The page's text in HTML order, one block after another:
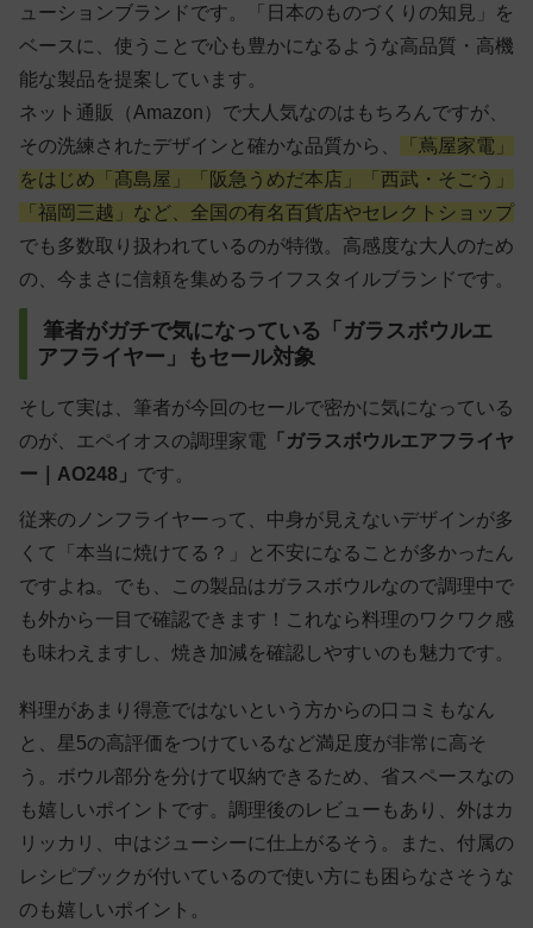
ューションブランドです。「日本のものづくりの知見」を
ベースに、使うことで心も豊かになるような高品質・高機
能な製品を提案しています。
ネット通販（Amazon）で大人気なのはもちろんですが、
その洗練されたデザインと確かな品質から、
「蔦屋家電」
をはじめ「髙島屋」「阪急うめだ本店」「西武・そごう」
「福岡三越」など、全国の有名百貨店やセレクトショップ
でも多数取り扱われているのが特徴。高感度な大人のため
の、今まさに信頼を集めるライフスタイルブランドです。
筆者がガチで気になっている「ガラスボウルエ
アフライヤー」もセール対象
そして実は、筆者が今回のセールで密かに気になっている
のが、エペイオスの調理家電 「ガラスボウルエアフライヤ
ー｜AO248」 です。
従来のノンフライヤーって、中身が見えないデザインが多
くて「本当に焼けてる？」と不安になることが多かったん
ですよね。でも、この製品はガラスボウルなので調理中で
も外から一目で確認できます！これなら料理のワクワク感
も味わえますし、焼き加減を確認しやすいのも魅力です。
料理があまり得意ではないという方からの口コミもなん
と、星5の高評価をつけているなど満足度が非常に高そ
う。ボウル部分を分けて収納できるため、省スペースなの
も嬉しいポイントです。調理後のレビューもあり、外はカ
リッカリ、中はジューシーに仕上がるそう。また、付属の
レシピブックが付いているので使い方にも困らなさそうな
のも嬉しいポイント。